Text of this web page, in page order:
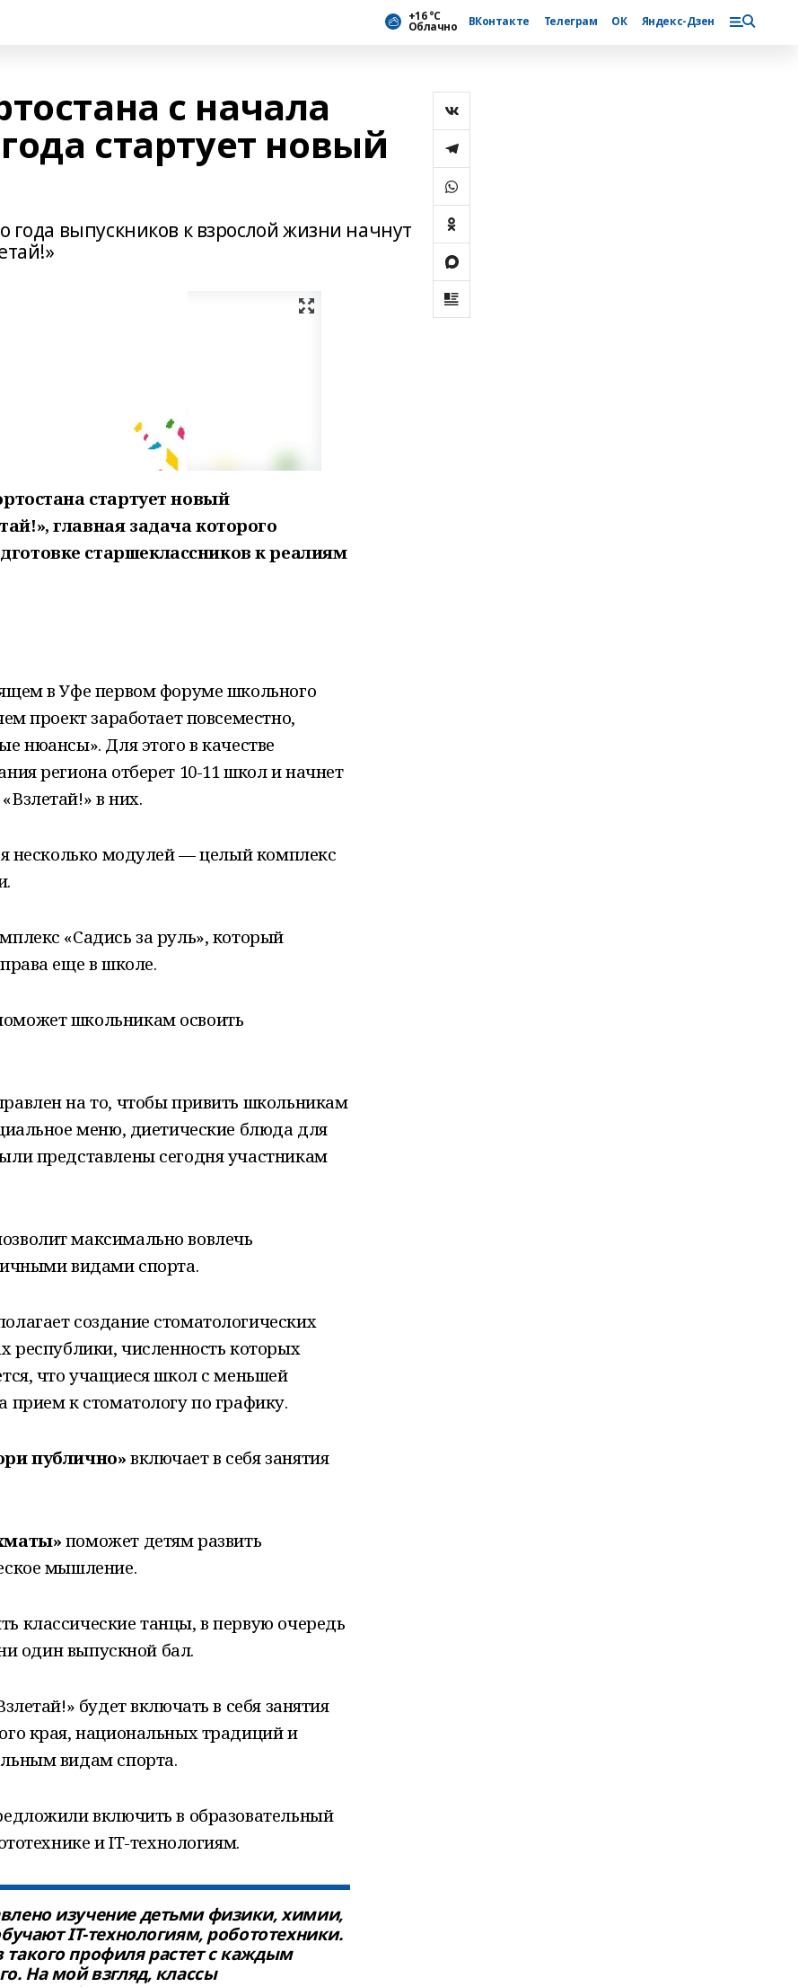
+16 °С
Облачно ВКонтакте Телеграм ОК Яндекс-Дзен
с начала
стартует новый
года выпускников к взрослой жизни начнут
стартует новый
главная задача которого
старшеклассников к реалиям
в Уфе первом форуме школьного
проект заработает повсеместно,
нюансы». Для этого в качестве
региона отберет 10-11 школ и начнет
в них.
несколько модулей — целый комплекс
«Садись за руль», который
еще в школе.
школьникам освоить
на то, чтобы привить школьникам
меню, диетические блюда для
представлены сегодня участникам
максимально вовлечь
видами спорта.
создание стоматологических
республики, численность которых
что учащиеся школ с меньшей
прием к стоматологу по графику.
публично» включает в себя занятия
поможет детям развить
мышление.
классические танцы, в первую очередь
один выпускной бал.
будет включать в себя занятия
края, национальных традиций и
видам спорта.
включить в образовательный
и IT-технологиям.
изучение детьми физики, химии,
IT-технологиям, робототехники.
такого профиля растет с каждым
На мой взгляд, классы